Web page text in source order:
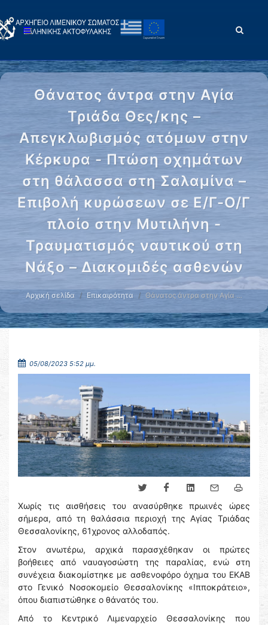
Θάνατος άντρα στην Αγία
Τριάδα Θες/κης –
Απεγκλωβισμός ατόμων στην
Κέρκυρα - Πτώση οχημάτων
στη θάλασσα στη Σαλαμίνα –
Επιβολή κυρώσεων σε Ε/Γ-Ο/Γ
πλοίο στην Μυτιλήνη -
Τραυματισμός ναυτικού στη
Νάξο – Διακομιδές ασθενών
Αρχική σελίδα Επικαιρότητα Θάνατος άντρα στην Αγία …
05/08/2023 5:52 μμ.
Χωρίς τις αισθήσεις του ανασύρθηκε πρωινές ώρες
σήμερα, από τη θαλάσσια περιοχή της Αγίας Τριάδας
Θεσσαλονίκης, 61χρονος αλλοδαπός.
Στον ανωτέρω, αρχικά παρασχέθηκαν οι πρώτες
βοήθειες από ναυαγοσώστη της παραλίας, ενώ στη
συνέχεια διακομίστηκε με ασθενοφόρο όχημα του ΕΚΑΒ
στο Γενικό Νοσοκομείο Θεσσαλονίκης «Ιπποκράτειο»,
όπου διαπιστώθηκε ο θάνατός του.
Από το Κεντρικό Λιμεναρχείο Θεσσαλονίκης που